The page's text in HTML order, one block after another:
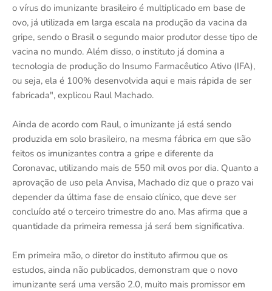
o vírus do imunizante brasileiro é multiplicado em base de
ovo, já utilizada em larga escala na produção da vacina da
gripe, sendo o Brasil o segundo maior produtor desse tipo de
vacina no mundo. Além disso, o instituto já domina a
tecnologia de produção do Insumo Farmacêutico Ativo (IFA),
ou seja, ela é 100% desenvolvida aqui e mais rápida de ser
fabricada", explicou Raul Machado.
Ainda de acordo com Raul, o imunizante já está sendo
produzida em solo brasileiro, na mesma fábrica em que são
feitos os imunizantes contra a gripe e diferente da
Coronavac, utilizando mais de 550 mil ovos por dia. Quanto a
aprovação de uso pela Anvisa, Machado diz que o prazo vai
depender da última fase de ensaio clínico, que deve ser
concluído até o terceiro trimestre do ano. Mas afirma que a
quantidade da primeira remessa já será bem significativa.
Em primeira mão, o diretor do instituto afirmou que os
estudos, ainda não publicados, demonstram que o novo
imunizante será uma versão 2.0, muito mais promissor em